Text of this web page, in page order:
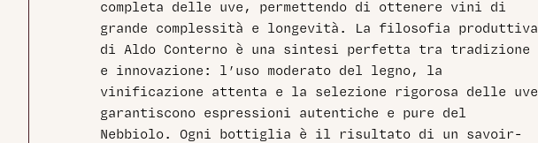
completa delle uve, permettendo di ottenere vini di
grande complessità e longevità. La filosofia produttiva
di Aldo Conterno è una sintesi perfetta tra tradizione
e innovazione: l’uso moderato del legno, la
vinificazione attenta e la selezione rigorosa delle uve
garantiscono espressioni autentiche e pure del
Nebbiolo. Ogni bottiglia è il risultato di un savoir-